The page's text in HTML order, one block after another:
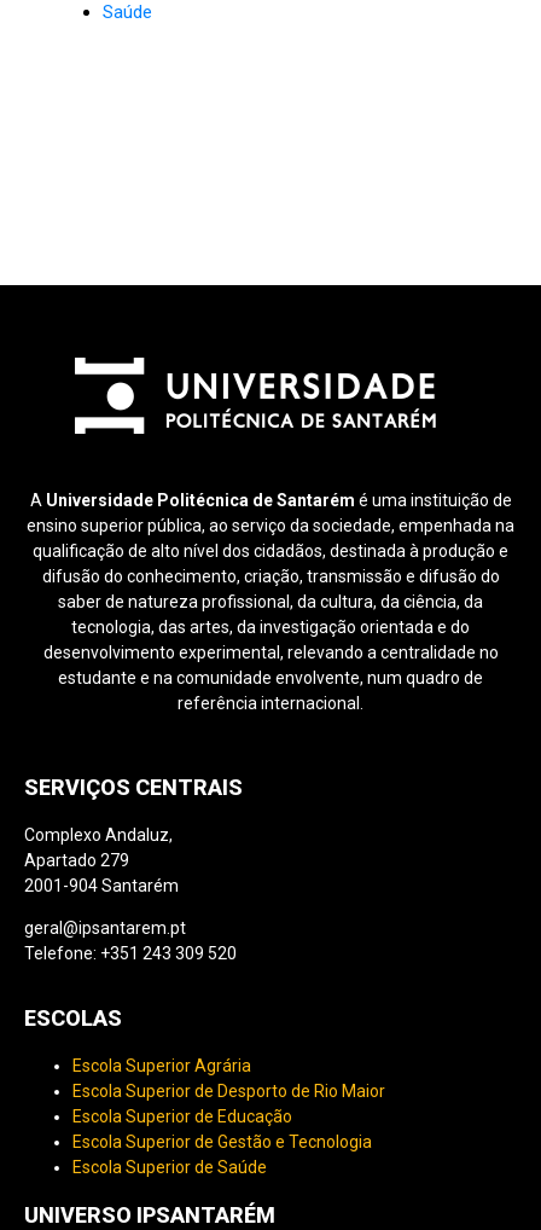
Saúde
A Universidade Politécnica de Santarém é uma instituição de
ensino superior pública, ao serviço da sociedade, empenhada na
qualificação de alto nível dos cidadãos, destinada à produção e
difusão do conhecimento, criação, transmissão e difusão do
saber de natureza profissional, da cultura, da ciência, da
tecnologia, das artes, da investigação orientada e do
desenvolvimento experimental, relevando a centralidade no
estudante e na comunidade envolvente, num quadro de
referência internacional.
SERVIÇOS CENTRAIS
Complexo Andaluz,
Apartado 279
2001-904 Santarém
geral@ipsantarem.pt
Telefone: +351 243 309 520
ESCOLAS
Escola Superior Agrária
Escola Superior de Desporto de Rio Maior
Escola Superior de Educação
Escola Superior de Gestão e Tecnologia
Escola Superior de Saúde
UNIVERSO IPSANTARÉM